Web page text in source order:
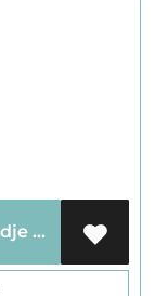
Voeg toe aan mijn winkelmandje